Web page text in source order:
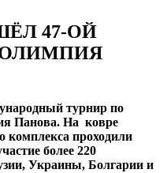
47-ОЙ
турнир по
Панова. На ковре
комплекса проходили
более 220
Украины, Болгарии и